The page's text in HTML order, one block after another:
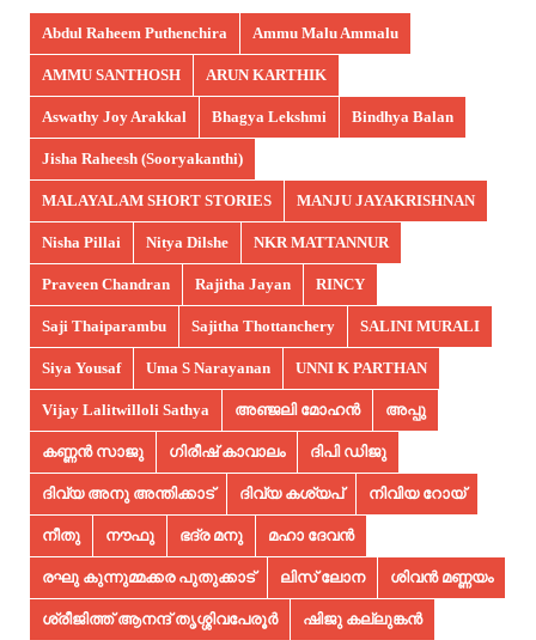
Abdul Raheem Puthenchira Ammu Malu Ammalu
AMMU SANTHOSH ARUN KARTHIK
Aswathy Joy Arakkal Bhagya Lekshmi Bindhya Balan
Jisha Raheesh (Sooryakanthi)
MALAYALAM SHORT STORIES MANJU JAYAKRISHNAN
Nisha Pillai Nitya Dilshe NKR MATTANNUR
Praveen Chandran Rajitha Jayan RINCY
Saji Thaiparambu Sajitha Thottanchery SALINI MURALI
Siya Yousaf Uma S Narayanan UNNI K PARTHAN
Vijay Lalitwilloli Sathya അഞ്ജലി മോഹൻ അപ്പു
കണ്ണൻ സാജു ഗിരീഷ് കാവാലം ദിപി ഡിജു
ദിവ്യ അനു അന്തിക്കാട് ദിവ്യ കശ്യപ് നിവിയ റോയ്
നീതു നൗഫു ഭദ്ര മനു മഹാ ദേവൻ
രഘു കുന്നുമ്മക്കര പുതുക്കാട് ലിസ് ലോന ശിവൻ മണ്ണയം
ശ്രീജിത്ത് ആനന്ദ് തൃശ്ശിവപേരൂർ ഷിജു കല്ലുങ്കൻ